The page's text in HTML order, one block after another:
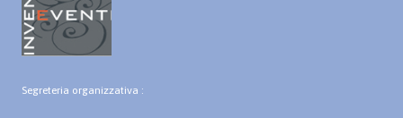
Segreteria organizzativa :